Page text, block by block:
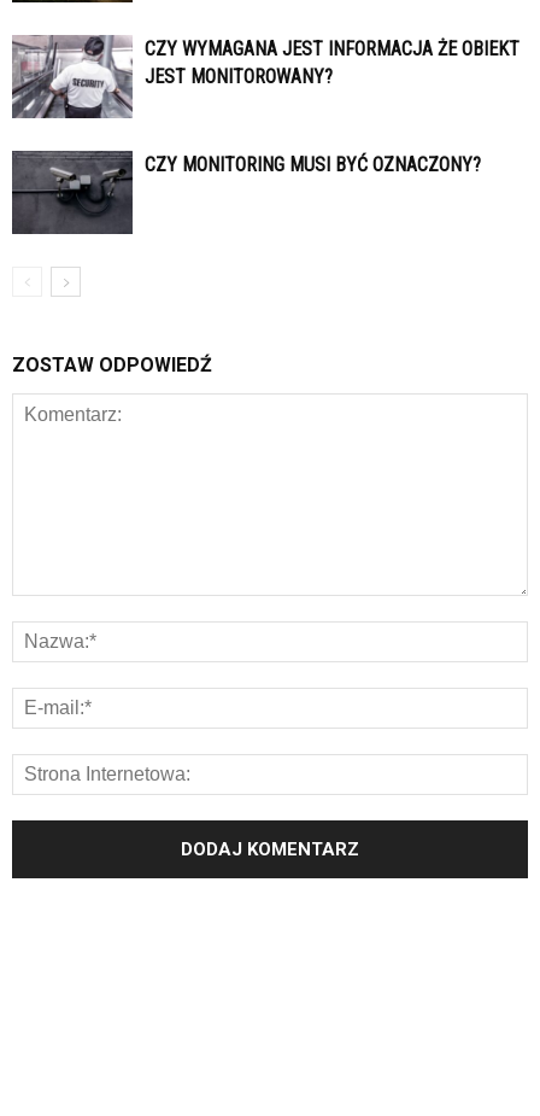
CZY WYMAGANA JEST INFORMACJA ŻE OBIEKT
JEST MONITOROWANY?
CZY MONITORING MUSI BYĆ OZNACZONY?
ZOSTAW ODPOWIEDŹ